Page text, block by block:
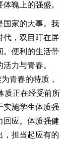
魄上的强盛。
家的大事。我
代，双目盯在屏
。便利的生活带
力与青春。
青春的特质，
质正在经受前所
实施学生体质强
回应。体质强健
，担当起应有的